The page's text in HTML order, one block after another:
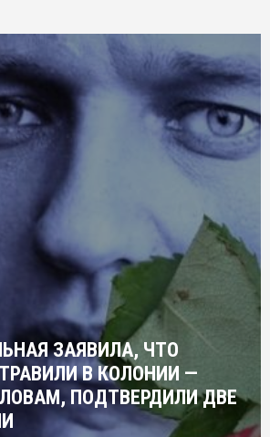
ЗАЯВИЛА, ЧТО
В КОЛОНИИ —
ПОДТВЕРДИЛИ ДВЕ